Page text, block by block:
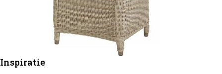
Inspiratie